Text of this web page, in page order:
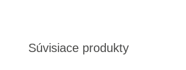
Súvisiace produkty